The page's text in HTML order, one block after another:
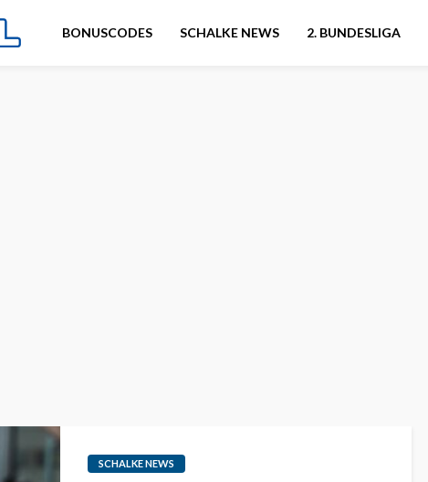
BONUSCODES SCHALKE NEWS 2. BUNDESLIGA
SCHALKE NEWS